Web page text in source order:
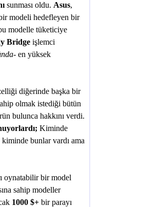
sunması oldu. Asus,
modeli hedefleyen bir
modelle tüketiciye
Bridge işlemci
en yüksek
diğerinde başka bir
olmak istediği bütün
bulunca hakkını verdi.
Kiminde
bunlar vardı ama
oynatabilir bir model
sahip modeller
1000 $+ bir parayı